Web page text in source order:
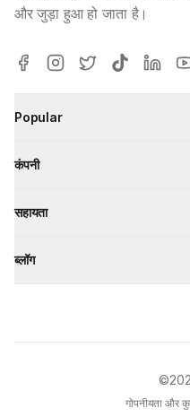
और जुड़ा हुआ हो जाता है।
Popular
कंपनी
सहायता
ब्लॉग
गोपनीयता और